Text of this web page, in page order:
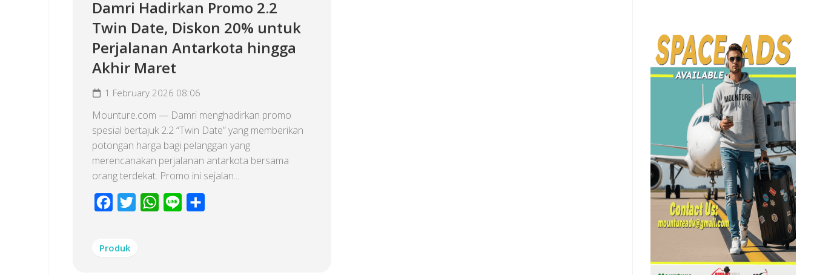
Damri Hadirkan Promo 2.2
Twin Date, Diskon 20% untuk
Perjalanan Antarkota hingga
Akhir Maret
1 February 2026 08:06
Mounture.com — Damri menghadirkan promo
spesial bertajuk 2.2 “Twin Date” yang memberikan
potongan harga bagi pelanggan yang
merencanakan perjalanan antarkota bersama
orang terdekat. Promo ini sejalan...
Facebook
Twitter WhatsApp
Line
Produk